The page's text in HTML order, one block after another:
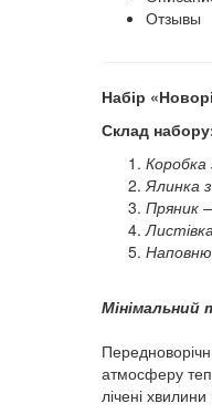
Отзывы
Набір
Склад
Ялинка
Пряник
Мінімальний
атмосферу
лічені